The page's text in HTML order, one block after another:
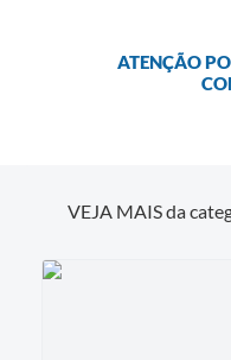
ATENÇÃO
VEJA MAIS da